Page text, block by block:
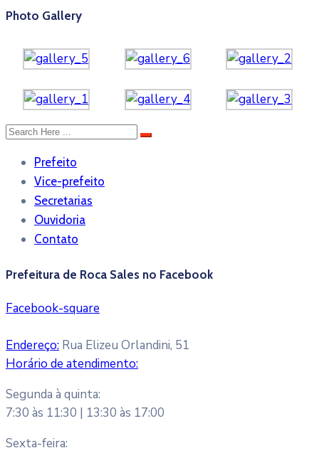
Photo Gallery
Prefeito
Vice-prefeito
Secretarias
Ouvidoria
Contato
Prefeitura de Roca Sales no Facebook
Facebook-square
Endereço: Rua Elizeu Orlandini, 51
Horário de atendimento:
Segunda à quinta:
7:30 às 11:30 | 13:30 às 17:00
Sexta-feira: